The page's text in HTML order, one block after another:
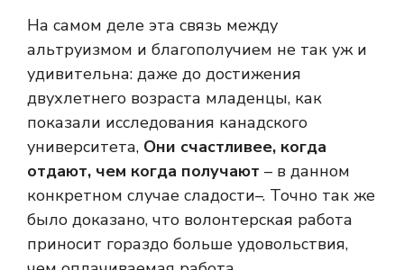
На самом деле эта связь между
альтруизмом и благополучием не так уж и
удивительна: даже до достижения
двухлетнего возраста младенцы, как
показали исследования канадского
университета, Они счастливее, когда
отдают, чем когда получают – в данном
конкретном случае сладости–. Точно так же
было доказано, что волонтерская работа
приносит гораздо больше удовольствия,